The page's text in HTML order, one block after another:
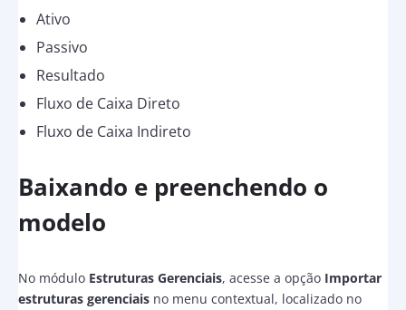
Ativo
Passivo
Resultado
Fluxo de Caixa Direto
Fluxo de Caixa Indireto
Baixando e preenchendo o
modelo
No módulo Estruturas Gerenciais, acesse a opção Importar
estruturas gerenciais no menu contextual, localizado no